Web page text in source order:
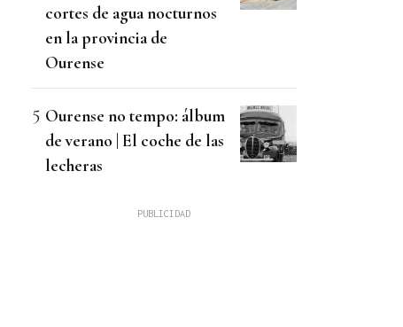
cortes de agua nocturnos
en la provincia de
Ourense
Ourense no tempo: álbum
de verano | El coche de las
lecheras